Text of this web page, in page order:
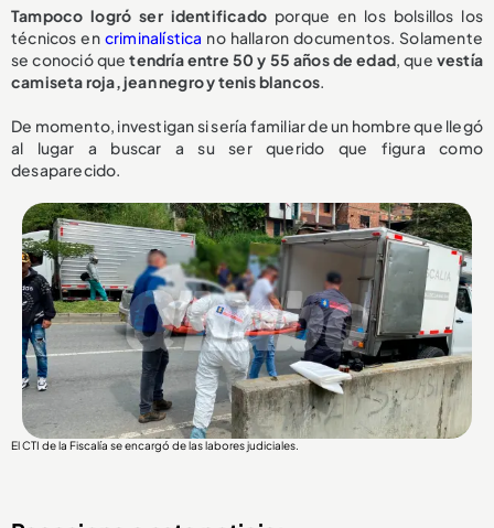
Tampoco logró ser identificado porque en los bolsillos los
técnicos en criminalística no hallaron documentos. Solamente
se conoció quetendría entre 50 y 55 años de edad, que vestía
camiseta roja, jean negro y tenis blancos.
De momento, investigan si sería familiar de un hombre que llegó
al lugar a buscar a su ser querido que figura como
desaparecido.
El CTI de la Fiscalía se encargó de las labores judiciales.